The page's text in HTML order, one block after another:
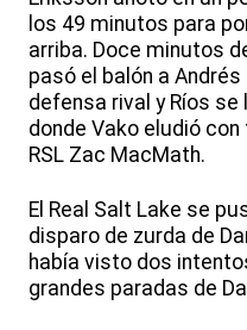
los 49 minutos para
arriba. Doce minutos
pasó el balón a
defensa rival y Ríos
donde Vako eludió
RSL Zac MacMath.
El Real Salt Lake se
disparo de zurda de
había visto dos
grandes paradas de